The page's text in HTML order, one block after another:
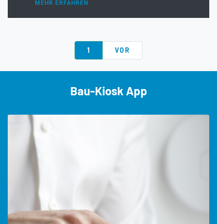
MEHR ERFAHREN
1 VOR
Bau-Kiosk App